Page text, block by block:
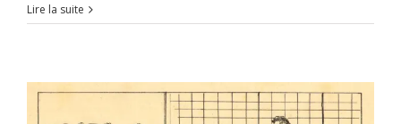
«
»
au
Japon
Lire la suite